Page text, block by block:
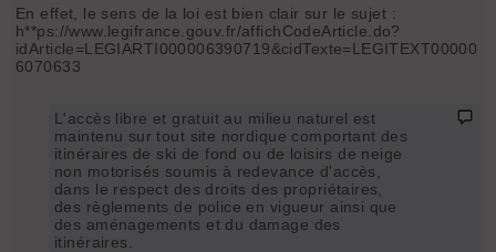
En effet, le sens de la loi est bien clair sur le sujet :
h**ps://www.legifrance.gouv.fr/affichCodeArticle.do?
idArticle=LEGIARTI000006390719&cidTexte=LEGITEXT00000
6070633
L'accès libre et gratuit au milieu naturel est
maintenu sur tout site nordique comportant des
itinéraires de ski de fond ou de loisirs de neige
non motorisés soumis à redevance d'accès,
dans le respect des droits des propriétaires,
des règlements de police en vigueur ainsi que
des aménagements et du damage des
itinéraires.